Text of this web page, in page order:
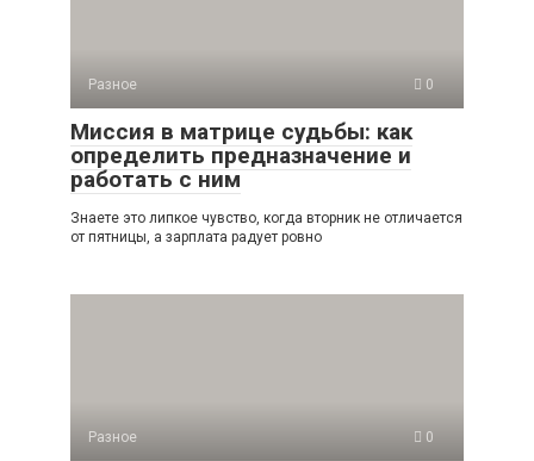
Разное 0
Миссия в матрице судьбы: как
определить предназначение и
работать с ним
Знаете это липкое чувство, когда вторник не отличается
от пятницы, а зарплата радует ровно
Разное 0